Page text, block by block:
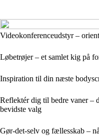
Videokonferenceudstyr –
Løbetrøjer – et samlet kig på
Inspiration til din næste
Reflektér dig til bedre vaner –
bevidste valg
Gør-det-selv og fællesskab –